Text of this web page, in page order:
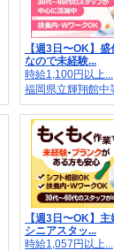
【週3日〜OK】
なので未経験...
時給1,100円以上...
福岡県立輝翔館中
【週3日〜OK】主
シニアスタッ...
時給1,057円以上...